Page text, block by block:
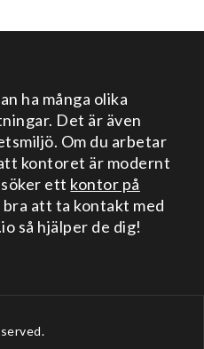
ha många olika
Det är även
Om du arbetar
kontoret är modernt
ett kontor på
bra att ta kontakt med
så hjälper de dig!